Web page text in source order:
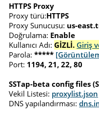
HTTPS Proxy
Proxy türü:HTTPS
Proxy Sunucusu: us-
Doğrulama: Enable
Kullanıcı Adı: GİZLİ. Giriş
Parola: *****
Port: 1194, 21, 22, 80
SSTap-beta config files
Vekil Listesi: proxylist.json
DNS yapılandırması: